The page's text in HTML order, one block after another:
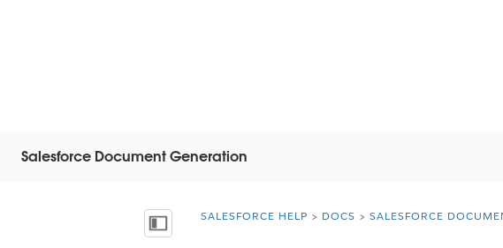
Salesforce Document Generation
Mostra sommarioYou are here:
SALESFORCE HELP DOCS SALESFORCE